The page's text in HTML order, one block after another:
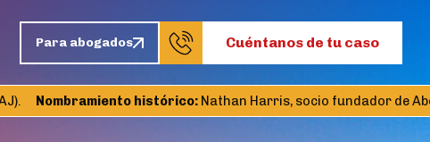
Para abogados Cuéntanos de tu caso
Nombramiento histórico:Nathan Harris, socio fundador de